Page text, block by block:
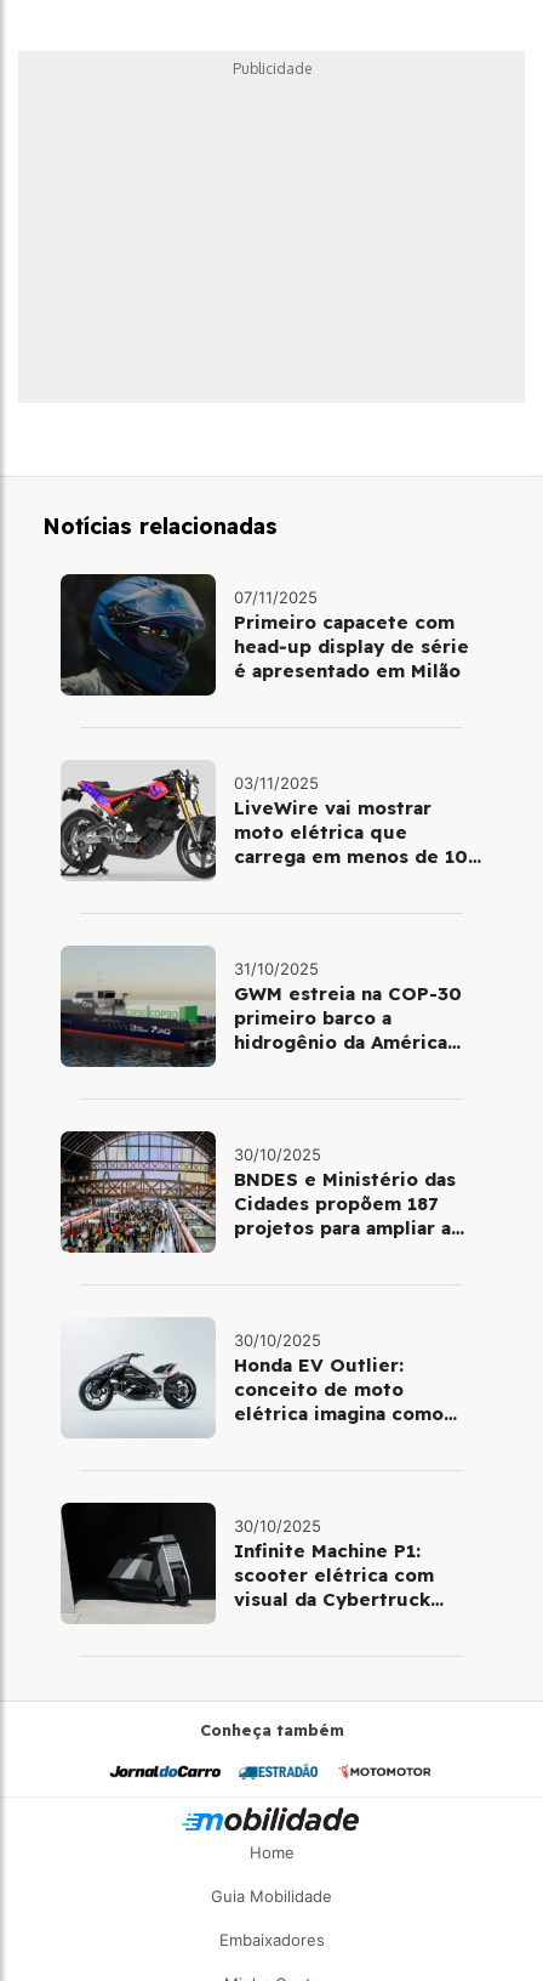
Publicidade
Notícias relacionadas
07/11/2025
Primeiro capacete com
head‑up display de série
é apresentado em Milão
03/11/2025
LiveWire vai mostrar
moto elétrica que
carrega em menos de 10
31/10/2025
GWM estreia na COP-30
primeiro barco a
hidrogênio da América
30/10/2025
BNDES e Ministério das
Cidades propõem 187
projetos para ampliar a
30/10/2025
Honda EV Outlier:
conceito de moto
elétrica imagina como
30/10/2025
Infinite Machine P1:
scooter elétrica com
visual da Cybertruck
Conheça também
Home
Guia Mobilidade
Embaixadores